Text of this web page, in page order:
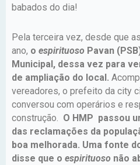
babados do dia!
Pela terceira vez, desde que
ano, o espirituoso Pavan
Municipal, dessa vez para
de ampliação do local.
vereadores, o prefeito da city
conversou com operários e
construção. O HMP passou
das reclamações da
boa melhorada. Uma fonte
disse que o espirituoso não